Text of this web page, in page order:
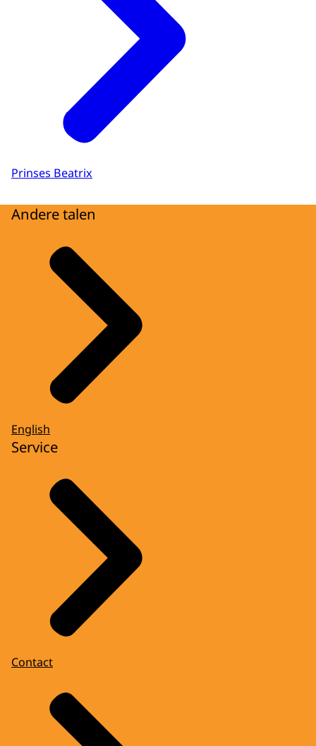
Prinses Beatrix
Andere talen
English
Service
Contact